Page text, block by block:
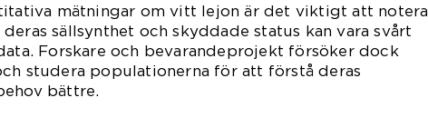
mätningar om vitt lejon är det viktigt att notera
sällsynthet och skyddade status kan vara svårt
Forskare och bevarandeprojekt försöker dock
studera populationerna för att förstå deras
bättre.